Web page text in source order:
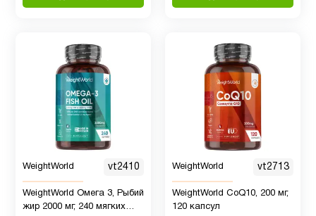
WeightWorld vt2410
WeightWorld Омега 3, Рыбий
жир 2000 мг, 240 мягких
WeightWorld vt2713
WeightWorld CoQ10, 200 мг,
120 капсул